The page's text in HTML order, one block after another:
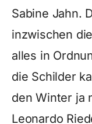
Sabine Jahn.
inzwischen
alles in
die Schilder
den Winter ja
Leonardo